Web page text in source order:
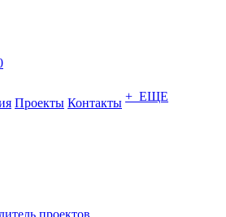
Проекты Контакты + ЕЩЕ
проектов